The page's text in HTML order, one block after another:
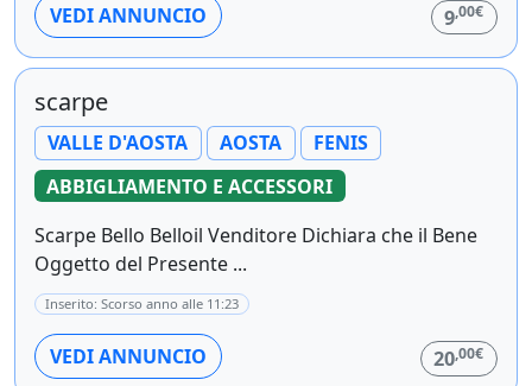
VEDI ANNUNCIO 9,00€
scarpe
VALLE D'AOSTA AOSTA
FENIS
ABBIGLIAMENTO E ACCESSORI
Scarpe Bello Belloil Venditore Dichiara che il Bene
Oggetto del Presente ...
Inserito: Scorso anno alle 11:23
VEDI ANNUNCIO 20,00€